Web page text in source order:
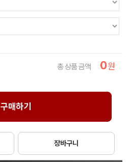
총 상품 금액 0원
구매하기
장바구니